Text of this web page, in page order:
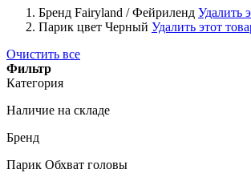
Бренд Fairyland / Фейриленд Удалить
Парик цвет Черный Удалить этот
Очистить все
Фильтр
Категория
Наличие на складе
Бренд
Парик Обхват головы